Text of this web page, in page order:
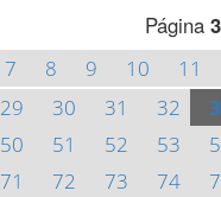
Página
7 8 9 10 11
29 30 31 32
50 51 52 53
71 72 73 74